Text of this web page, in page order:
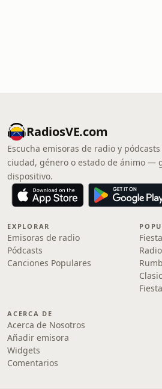
RadiosVE.com
Escucha emisoras de radio y
ciudad, género o estado de ánimo —
dispositivo.
EXPLORAR
Emisoras de radio
Pódcasts
Canciones Populares
ACERCA DE
Acerca de Nosotros
Añadir emisora
Widgets
Comentarios